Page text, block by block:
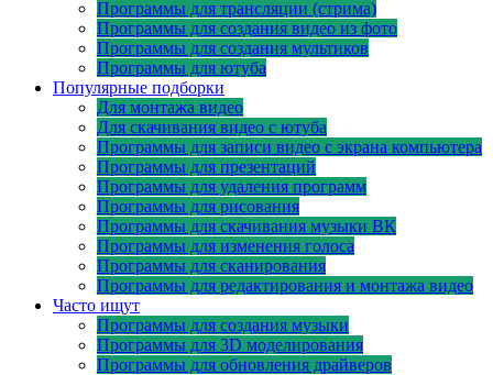
Программы для трансляции (стрима)
Программы для создания видео из фото
Программы для создания мультиков
Программы для ютуба
Популярные подборки
Для монтажа видео
Для скачивания видео с ютуба
Программы для записи видео с экрана компьютера
Программы для презентаций
Программы для удаления программ
Программы для рисования
Программы для скачивания музыки ВК
Программы для изменения голоса
Программы для сканирования
Программы для редактирования и монтажа видео
Часто ищут
Программы для создания музыки
Программы для 3D моделирования
Программы для обновления драйверов